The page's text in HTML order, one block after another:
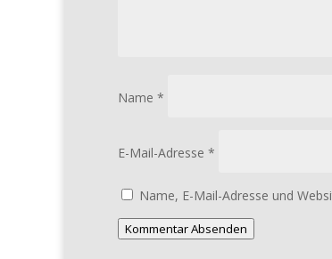
Name *
E-Mail-Adresse *
Name, E-Mail-Adresse und
Kommentar Absenden